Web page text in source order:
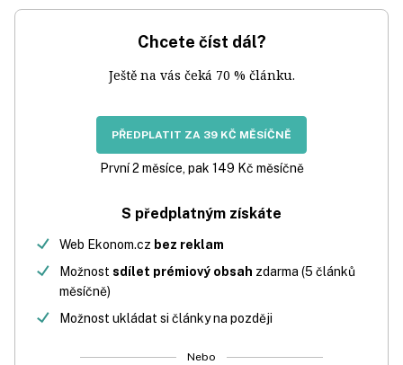
Chcete číst dál?
Ještě na vás čeká 70 % článku.
PŘEDPLATIT ZA 39 KČ MĚSÍČNĚ
První 2 měsíce, pak 149 Kč měsíčně
S předplatným získáte
Web Ekonom.cz bez reklam
Možnost sdílet prémiový obsah zdarma (5 článků
měsíčně)
Možnost ukládat si články na později
Nebo